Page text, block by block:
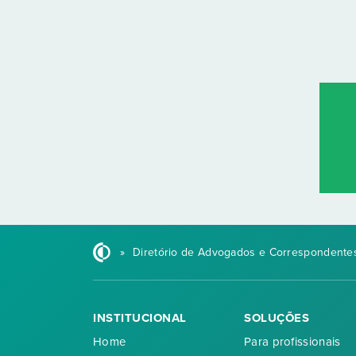
» Diretório de Advogados e
INSTITUCIONAL
Home
SOLUÇÕES
Para profissionais